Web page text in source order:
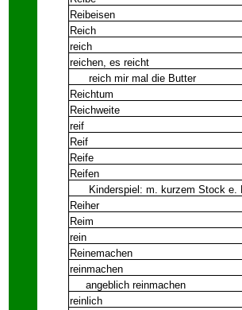
Reibeisen
Reich
reich
reichen, es reicht
reich mir mal die Butter
Reichtum
Reichweite
reif
Reif
Reife
Reifen
Kinderspiel: m. kurzem Stock e.
Reiher
Reim
rein
Reinemachen
reinmachen
angeblich reinmachen
reinlich